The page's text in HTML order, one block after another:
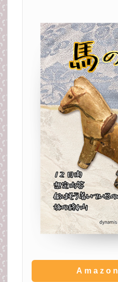
Amazon